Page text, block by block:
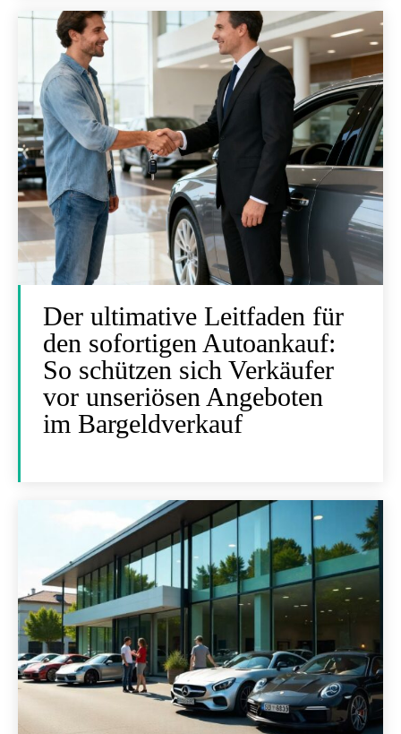
Der ultimative Leitfaden für
den sofortigen Autoankauf:
So schützen sich Verkäufer
vor unseriösen Angeboten
im Bargeldverkauf